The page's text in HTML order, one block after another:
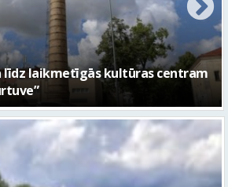
notikumiem aizvadīta
diena